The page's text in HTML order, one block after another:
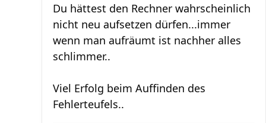
Du hättest den Rechner wahrscheinlich
nicht neu aufsetzen dürfen...immer
wenn man aufräumt ist nachher alles
schlimmer..
Viel Erfolg beim Auffinden des
Fehlerteufels..